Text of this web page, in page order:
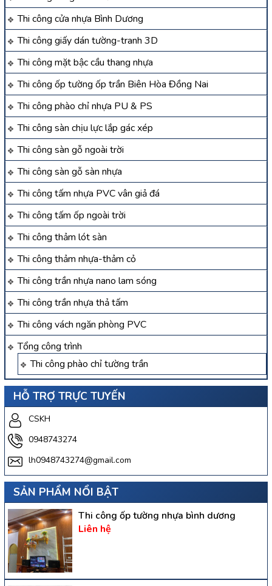
Thi công cửa nhựa Bình Dương
Thi công giấy dán tường-tranh 3D
Thi công mặt bậc cầu thang nhựa
Thi công ốp tường ốp trần Biên Hòa Đồng Nai
Thi công phào chỉ nhựa PU & PS
Thi công sàn chịu lực lắp gác xép
Thi công sàn gỗ ngoài trời
Thi công sàn gỗ sàn nhựa
Thi công tấm nhựa PVC vân giả đá
Thi công tấm ốp ngoài trời
Thi công thảm lót sàn
Thi công thảm nhựa-thảm cỏ
Thi công trần nhựa nano lam sóng
Thi công trần nhựa thả tấm
Thi công vách ngăn phòng PVC
Tổng công trình
Thi công phào chỉ tường trần
HỖ TRỢ TRỰC TUYẾN
CSKH
0948743274
lh0948743274@gmail.com
SẢN PHẨM NỔI BẬT
Thi công ốp tường nhựa bình dương
Liên hệ